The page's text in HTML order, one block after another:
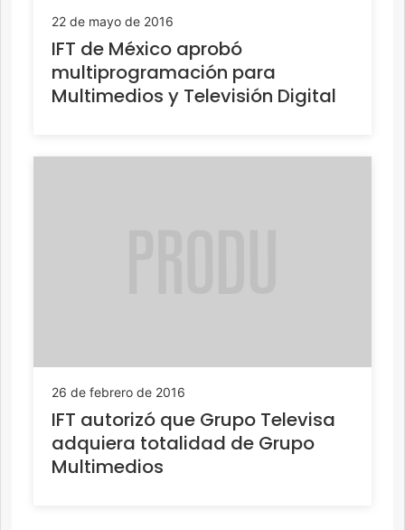
22 de mayo de 2016
IFT de México aprobó
multiprogramación para
Multimedios y Televisión Digital
26 de febrero de 2016
IFT autorizó que Grupo Televisa
adquiera totalidad de Grupo
Multimedios